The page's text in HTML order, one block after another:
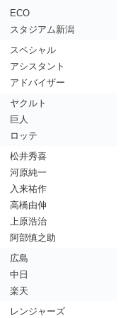
ECO
スタジアム新潟
スペシャル
アシスタント
アドバイザー
ヤクルト
巨人
ロッテ
松井秀喜
河原純一
入来祐作
高橋由伸
上原浩治
阿部慎之助
広島
中日
楽天
レンジャーズ